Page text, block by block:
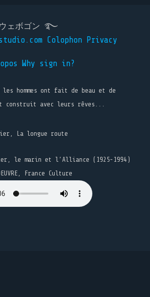
ェボゴン ࿐
Colophon Privacy
Why sign in?
les hommes ont fait de beau et de
avec leurs rêves...
La longue route
le marin et l’Alliance (1925-1994)
France Culture